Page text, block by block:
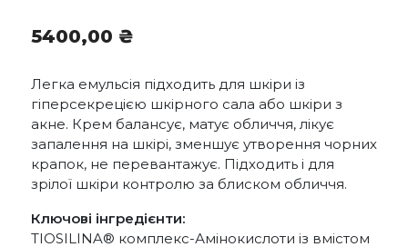
5400,00 ₴
Легка емульсія підходить для шкіри із
гіперсекрецією шкірного сала або шкіри з
акне. Крем балансує, матує обличчя, лікує
запалення на шкірі, зменшує утворення чорних
крапок, не перевантажує. Підходить і для
зрілої шкіри контролю за блиском обличчя.
Ключові інгредієнти:
TIOSILINA® комплекс-Амінокислоти із вмістом